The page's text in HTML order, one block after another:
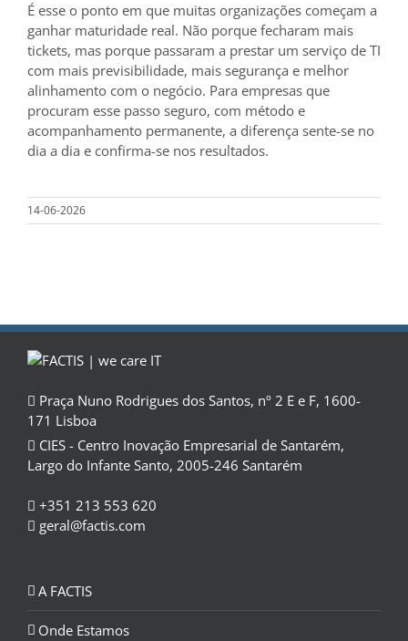
É esse o ponto em que muitas organizações começam a
ganhar maturidade real. Não porque fecharam mais
tickets, mas porque passaram a prestar um serviço de TI
com mais previsibilidade, mais segurança e melhor
alinhamento com o negócio. Para empresas que
procuram esse passo seguro, com método e
acompanhamento permanente, a diferença sente-se no
dia a dia e confirma-se nos resultados.
14-06-2026
Praça Nuno Rodrigues dos Santos, nº 2 E e F, 1600-
171 Lisboa
CIES - Centro Inovação Empresarial de Santarém,
Largo do Infante Santo, 2005-246 Santarém
+351 213 553 620
geral@factis.com
A FACTIS
Onde Estamos